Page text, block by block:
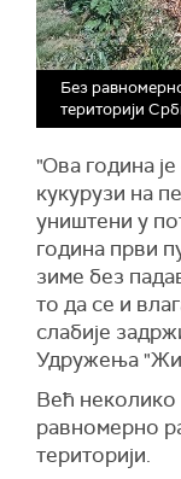
Без
територији
"Ова година
кукурузи на
уништени у
година први
зиме без
то да се и
слабије
Удружења
Већ неколико
равномерно
територији.